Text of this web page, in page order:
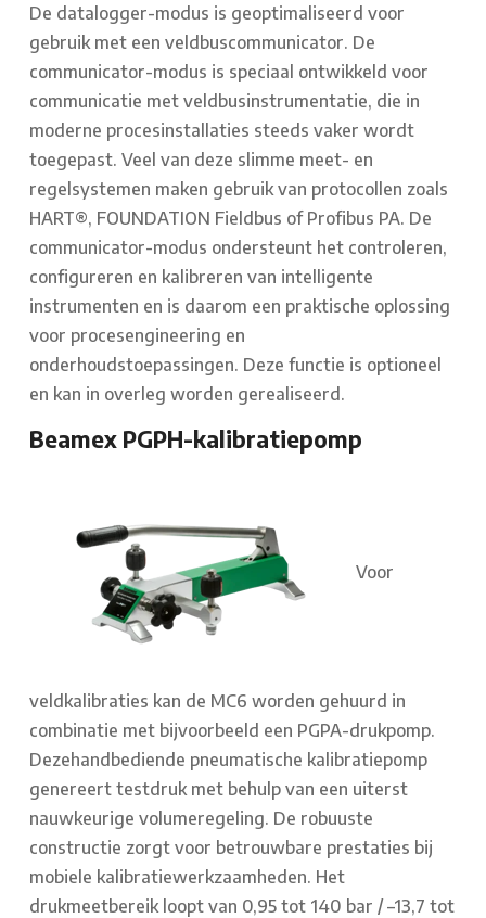
De datalogger-modus is geoptimaliseerd voor
gebruik met een veldbuscommunicator. De
communicator-modus is speciaal ontwikkeld voor
communicatie met veldbusinstrumentatie, die in
moderne procesinstallaties steeds vaker wordt
toegepast. Veel van deze slimme meet- en
regelsystemen maken gebruik van protocollen zoals
HART®, FOUNDATION Fieldbus of Profibus PA. De
communicator-modus ondersteunt het controleren,
configureren en kalibreren van intelligente
instrumenten en is daarom een praktische oplossing
voor procesengineering en
onderhoudstoepassingen. Deze functie is optioneel
en kan in overleg worden gerealiseerd.
Beamex PGPH-kalibratiepomp
Voor
veldkalibraties kan de MC6 worden gehuurd in
combinatie met bijvoorbeeld een PGPA-drukpomp.
Dezehandbediende pneumatische kalibratiepomp
genereert testdruk met behulp van een uiterst
nauwkeurige volumeregeling. De robuuste
constructie zorgt voor betrouwbare prestaties bij
mobiele kalibratiewerkzaamheden. Het
drukmeetbereik loopt van 0,95 tot 140 bar / –13,7 tot